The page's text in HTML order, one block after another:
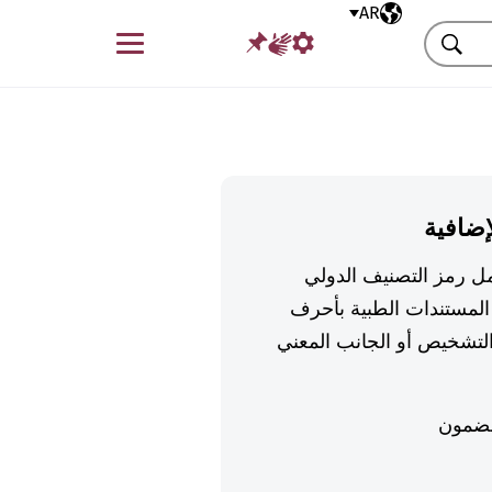
اللغة المختارةAR
قائمة
بحث
رمز التصنيف الدولي
الطبية بأحرف
أو الجانب المعني